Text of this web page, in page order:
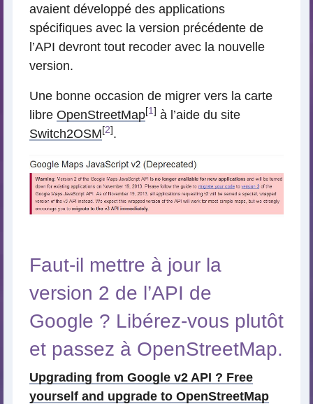
avaient développé des applications
spécifiques avec la version précédente de
l’API devront tout recoder avec la nouvelle
version.
Une bonne occasion de migrer vers la carte
libre OpenStreetMap[1] à l’aide du site
Switch2OSM [2] .
Faut-il mettre à jour la
version 2 de l’API de
Google ? Libérez-vous plutôt
et passez à OpenStreetMap.
Upgrading from Google v2 API ? Free
yourself and upgrade to OpenStreetMap